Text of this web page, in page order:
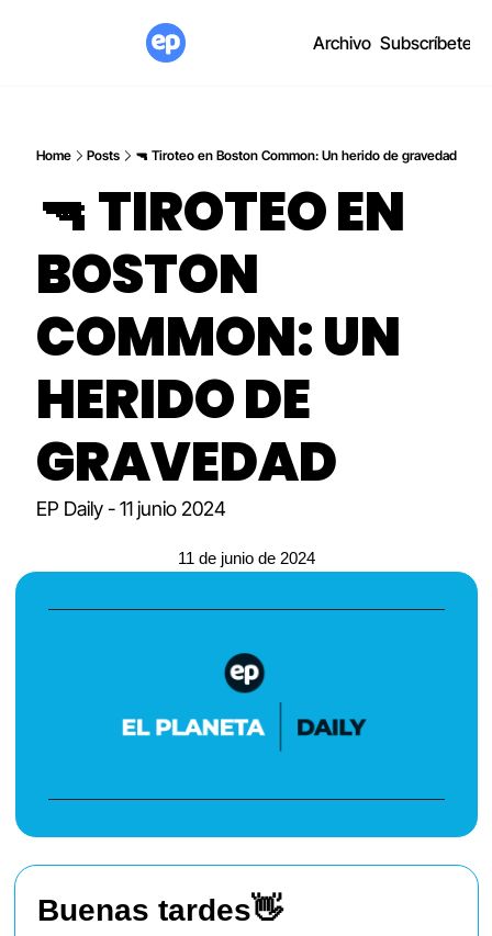
Archivo Subscríbete
Home Posts 🔫 Tiroteo en Boston Common: Un herido de gravedad
🔫 TIROTEO EN
BOSTON
COMMON: UN
HERIDO DE
GRAVEDAD
EP Daily - 11 junio 2024
11 de junio de 2024
Buenas tardes👋